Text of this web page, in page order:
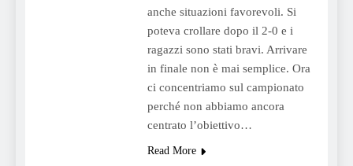
anche situazioni favorevoli. Si
poteva crollare dopo il 2-0 e i
ragazzi sono stati bravi. Arrivare
in finale non è mai semplice. Ora
ci concentriamo sul campionato
perché non abbiamo ancora
centrato l’obiettivo…
Read More